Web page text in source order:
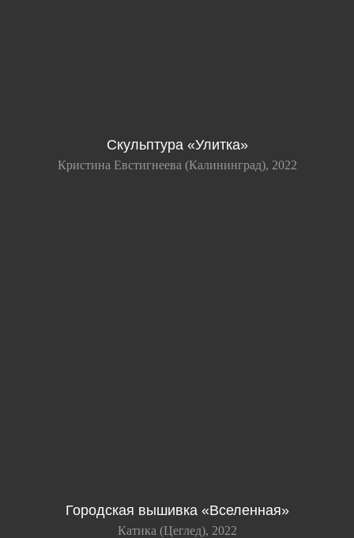
Скульптура «Улитка»
Кристина Евстигнеева (Калининград), 2022
Городская вышивка «Вселенная»
Катика (Цеглед), 2022